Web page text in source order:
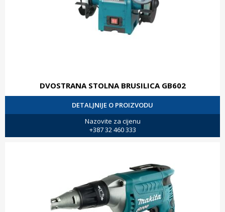
DVOSTRANA STOLNA BRUSILICA GB602
DETALJNIJE O PROIZVODU
Nazovite za cijenu
+387 32 460 333